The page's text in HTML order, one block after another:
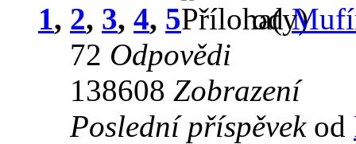
1, 2, 3, 4, 5 od
72 Odpovědi
138608 Zobrazení
Poslední příspěvek od